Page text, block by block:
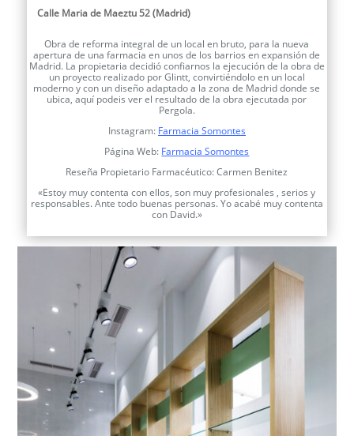
Calle Maria de Maeztu 52 (Madrid)
Obra de reforma integral de un local en bruto, para la nueva
apertura de una farmacia en unos de los barrios en expansión de
Madrid. La propietaria decidió confiarnos la ejecución de la obra de
un proyecto realizado por Glintt, convirtiéndolo en un local
moderno y con un diseño adaptado a la zona de Madrid donde se
ubica, aquí podeis ver el resultado de la obra ejecutada por
Pergola.
Instagram: Farmacia Somontes
Página Web: Farmacia Somontes
Reseña Propietario Farmacéutico: Carmen Benitez
«Estoy muy contenta con ellos, son muy profesionales , serios y
responsables. Ante todo buenas personas. Yo acabé muy contenta
con David.»